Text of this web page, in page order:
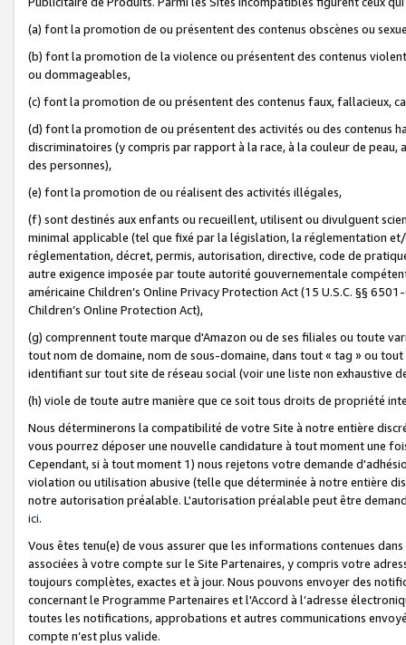
(a) font la promotion de ou présentent des contenus obscènes ou
(b) font la promotion de la violence ou présentent des contenus
ou dommageables,
(c) font la promotion de ou présentent des contenus faux, fallacieux,
(d) font la promotion de ou présentent des activités ou des contenus
discriminatoires (y compris par rapport à la race, à la couleur de
des personnes),
(e) font la promotion de ou réalisent des activités illégales,
(f) sont destinés aux enfants ou recueillent, utilisent ou divulguent
minimal applicable (tel que fixé par la législation, la réglementation
réglementation, décret, permis, autorisation, directive, code de
autre exigence imposée par toute autorité gouvernementale
américaine Children’s Online Privacy Protection Act (15 U.S.C. §§
Children’s Online Protection Act),
(g) comprennent toute marque d'Amazon ou de ses filiales ou toute
tout nom de domaine, nom de sous-domaine, dans tout « tag » ou
identifiant sur tout site de réseau social (voir une liste non exhaustive
(h) viole de toute autre manière que ce soit tous droits de propriété
Nous déterminerons la compatibilité de votre Site à notre entière
vous pourrez déposer une nouvelle candidature à tout moment une
Cependant, si à tout moment 1) nous rejetons votre demande
violation ou utilisation abusive (telle que déterminée à notre entière
notre autorisation préalable. L'autorisation préalable peut être
ici.
Vous êtes tenu(e) de vous assurer que les informations contenues
associées à votre compte sur le Site Partenaires, y compris votre
toujours complètes, exactes et à jour. Nous pouvons envoyer des
concernant le Programme Partenaires et l'Accord à l’adresse
toutes les notifications, approbations et autres communications
compte n’est plus valide.